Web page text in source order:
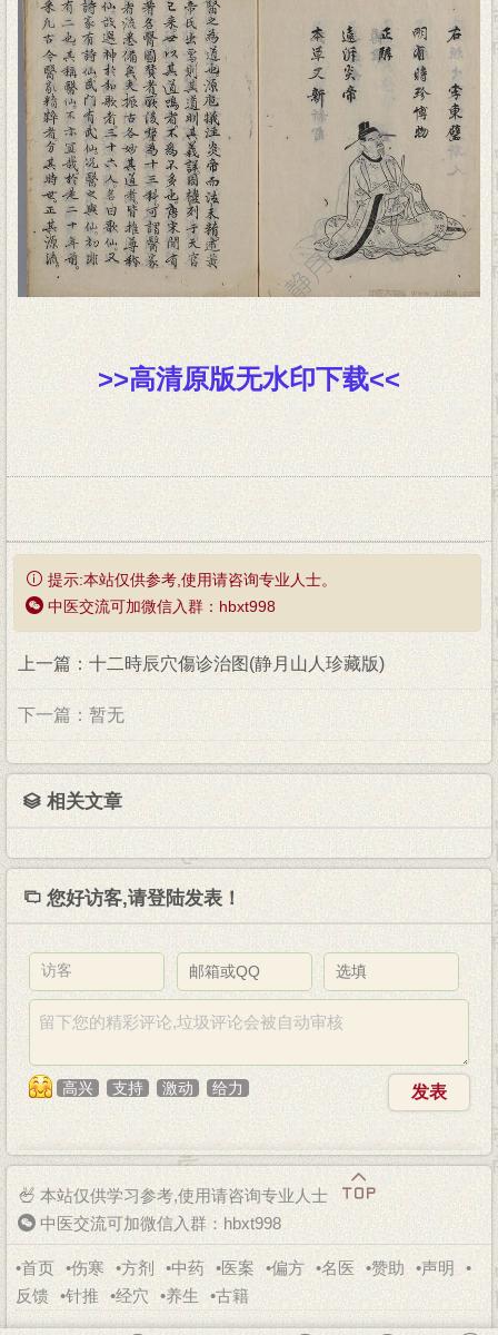
>>高清原版无水印下载<<
提示:本站仅供参考,使用请咨询专业人士。
中医交流可加微信入群：hbxt998
上一篇：十二時辰穴傷诊治图(静月山人珍藏版)
下一篇：暂无
相关文章
您好访客,请登陆发表！
发表
高兴 支持 激动 给力
本站仅供学习参考,使用请咨询专业人士
中医交流可加微信入群：hbxt998
•首页 •伤寒 •方剂 •中药 •医案 •偏方 •名医 •赞助 •声明
•
反馈 •针推 •经穴 •养生 •古籍